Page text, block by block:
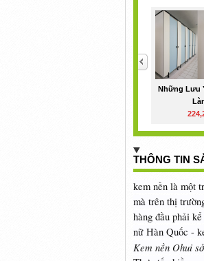
Những Lưu
THÔNG TIN
kem nền là một
mà trên thị
hàng đầu phải
nữ Hàn Quốc -
Kem nền Ohui